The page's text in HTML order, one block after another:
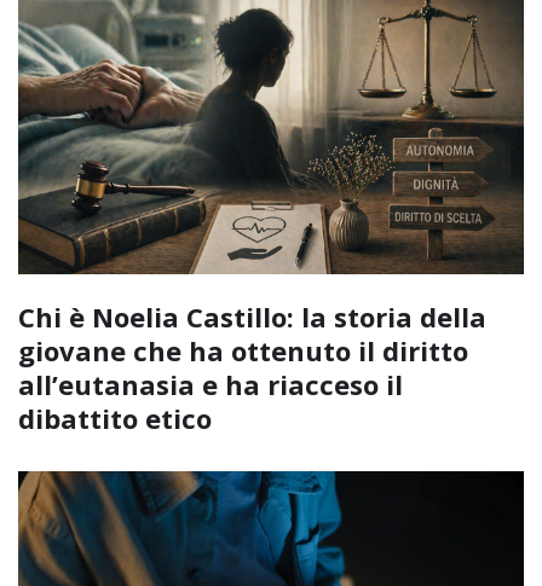
Chi è Noelia Castillo: la storia della
giovane che ha ottenuto il diritto
all’eutanasia e ha riacceso il
dibattito etico